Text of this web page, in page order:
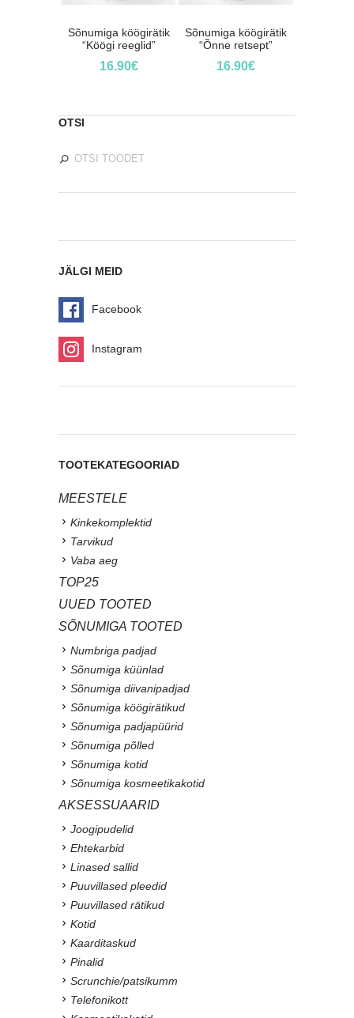
Sõnumiga köögirätik
“Köögi reeglid”
16.90€
Sõnumiga köögirätik
“Õnne retsept”
16.90€
OTSI
JÄLGI MEID
Facebook
Instagram
TOOTEKATEGOORIAD
MEESTELE
Kinkekomplektid
Tarvikud
Vaba aeg
TOP25
UUED TOOTED
SÕNUMIGA TOOTED
Numbriga padjad
Sõnumiga küünlad
Sõnumiga diivanipadjad
Sõnumiga köögirätikud
Sõnumiga padjapüürid
Sõnumiga põlled
Sõnumiga kotid
Sõnumiga kosmeetikakotid
AKSESSUAARID
Joogipudelid
Ehtekarbid
Linased sallid
Puuvillased pleedid
Puuvillased rätikud
Kotid
Kaarditaskud
Pinalid
Scrunchie/patsikumm
Telefonikott